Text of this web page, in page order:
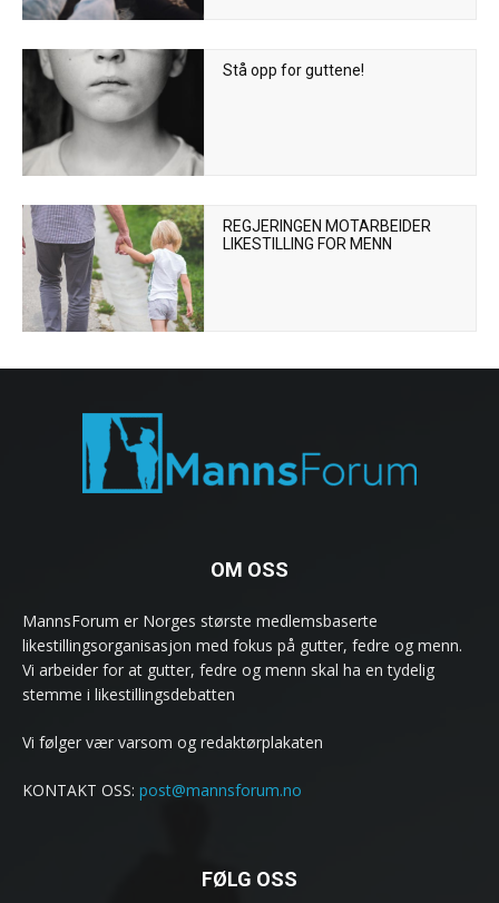
Stå opp for guttene!
REGJERINGEN MOTARBEIDER
LIKESTILLING FOR MENN
OM OSS
MannsForum er Norges største medlemsbaserte
likestillingsorganisasjon med fokus på gutter, fedre og menn.
Vi arbeider for at gutter, fedre og menn skal ha en tydelig
stemme i likestillingsdebatten
Vi følger vær varsom og redaktørplakaten
KONTAKT OSS: post@mannsforum.no
FØLG OSS